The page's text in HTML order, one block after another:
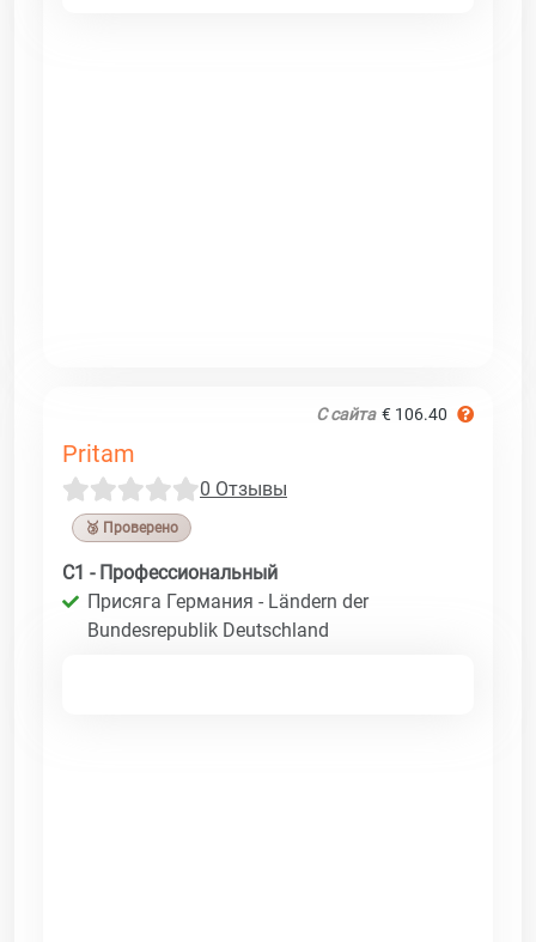
С сайта € 106.40
Pritam
0 Отзывы
🥉 Проверено
C1 - Профессиональный
Присяга Германия - Ländern der
Bundesrepublik Deutschland